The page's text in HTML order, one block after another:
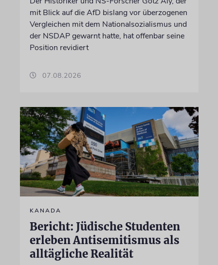
mit Blick auf die AfD bislang vor überzogenen
Vergleichen mit dem Nationalsozialismus und
der NSDAP gewarnt hatte, hat offenbar seine
Position revidiert
07.08.2026
KANADA
Bericht: Jüdische Studenten
erleben Antisemitismus als
alltägliche Realität